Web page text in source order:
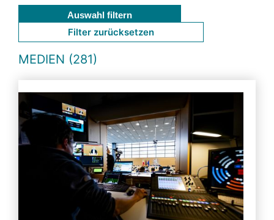
Auswahl filtern
Filter zurücksetzen
MEDIEN (281)